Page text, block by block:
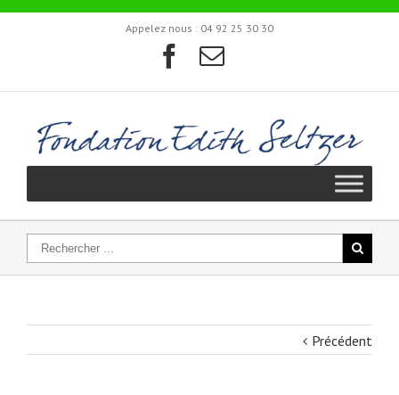
Appelez nous : 04 92 25 30 30
Précédent